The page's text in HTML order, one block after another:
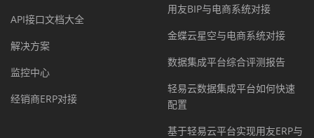
API接口文档大全
解决方案
监控中心
经销商ERP对接
用友BIP与电商系统对接
金蝶云星空与电商系统对接
数据集成平台综合评测报告
轻易云数据集成平台如何快速
配置
基于轻易云平台实现用友ERP与